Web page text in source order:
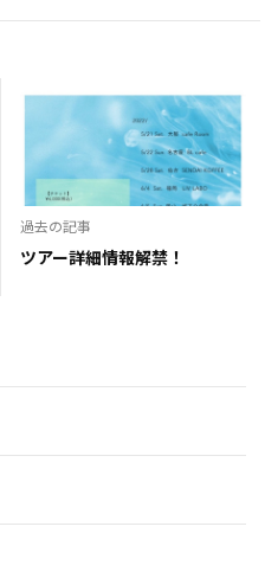
過去の記事
ツアー詳細情報解禁！